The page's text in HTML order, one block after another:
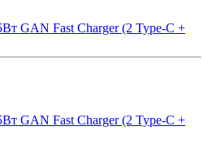
GAN Fast Charger (2 Type-C +
GAN Fast Charger (2 Type-C +